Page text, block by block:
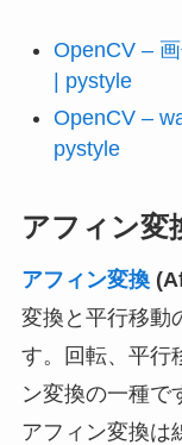
OpenCV –
| pystyle
OpenCV –
pystyle
アフィン変
アフィン変換
変換と平行移動
す。回転、平行
ン変換の一種で
アフィン変換は